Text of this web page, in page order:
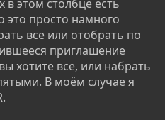
в этом столбце есть
это просто намного
все или отобрать по
приглашение
хотите все, или набрать
В моём случае я